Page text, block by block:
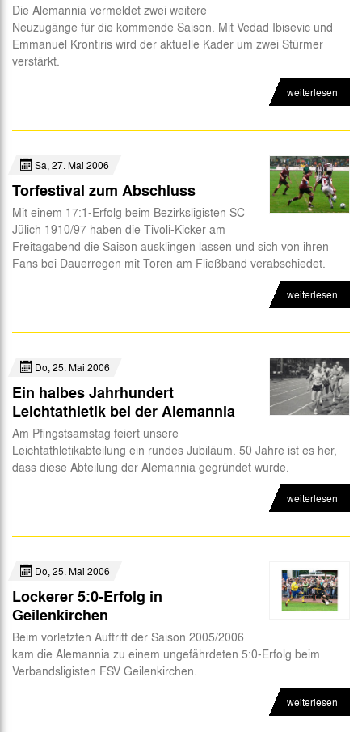
Die Alemannia vermeldet zwei weitere
Neuzugänge für die kommende Saison. Mit Vedad Ibisevic und
Emmanuel Krontiris wird der aktuelle Kader um zwei Stürmer
verstärkt.
weiterlesen
Sa, 27. Mai 2006
Torfestival zum Abschluss
Mit einem 17:1-Erfolg beim Bezirksligisten SC
Jülich 1910/97 haben die Tivoli-Kicker am
Freitagabend die Saison ausklingen lassen und sich von ihren
Fans bei Dauerregen mit Toren am Fließband verabschiedet.
weiterlesen
Do, 25. Mai 2006
Ein halbes Jahrhundert
Leichtathletik bei der Alemannia
Am Pfingstsamstag feiert unsere
Leichtathletikabteilung ein rundes Jubiläum. 50 Jahre ist es her,
dass diese Abteilung der Alemannia gegründet wurde.
weiterlesen
Do, 25. Mai 2006
Lockerer 5:0-Erfolg in
Geilenkirchen
Beim vorletzten Auftritt der Saison 2005/2006
kam die Alemannia zu einem ungefährdeten 5:0-Erfolg beim
Verbandsligisten FSV Geilenkirchen.
weiterlesen